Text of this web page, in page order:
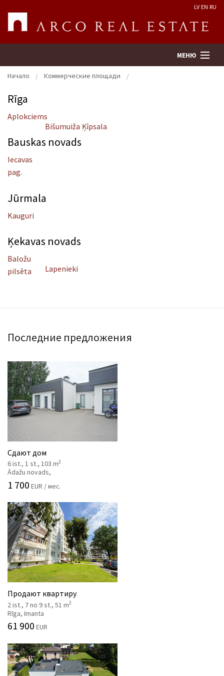
LV EN RU
МЕНЮ
Поиск
Оценка недвижимости
Услуги
Kонтакты
Начало Коммерческие площади
Rīga
Aplokciems
Bišumuiža Ķīpsala
Bauskas novads
Iecavas
pag.
Jūrmala
Kauguri
Ķekavas novads
Baložu
pilsēta
Lapenieki
Последние предложения
Сдают дом
6 ist., 1 st., 103 m2
Ādažu novads,
1 700 EUR / мес.
Продают квартиру
2 ist., 7 no 9 st., 51 m2
Rīga, Imanta
61 900 EUR